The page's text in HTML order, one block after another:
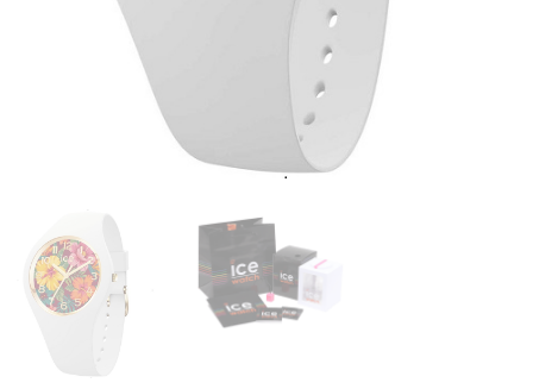
DIVAT KARÓRÁK (Curren, Oulm,Naviforce, D-
DOXA
ESPRIT